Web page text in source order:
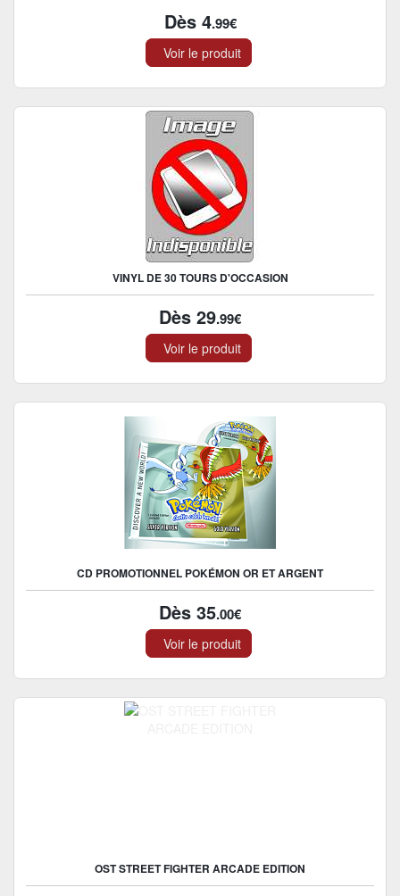
Dès 4.99€
Voir le produit
VINYL DE 30 TOURS D'OCCASION
Dès 29.99€
Voir le produit
CD PROMOTIONNEL POKÉMON OR ET ARGENT
Dès 35.00€
Voir le produit
OST STREET FIGHTER ARCADE EDITION